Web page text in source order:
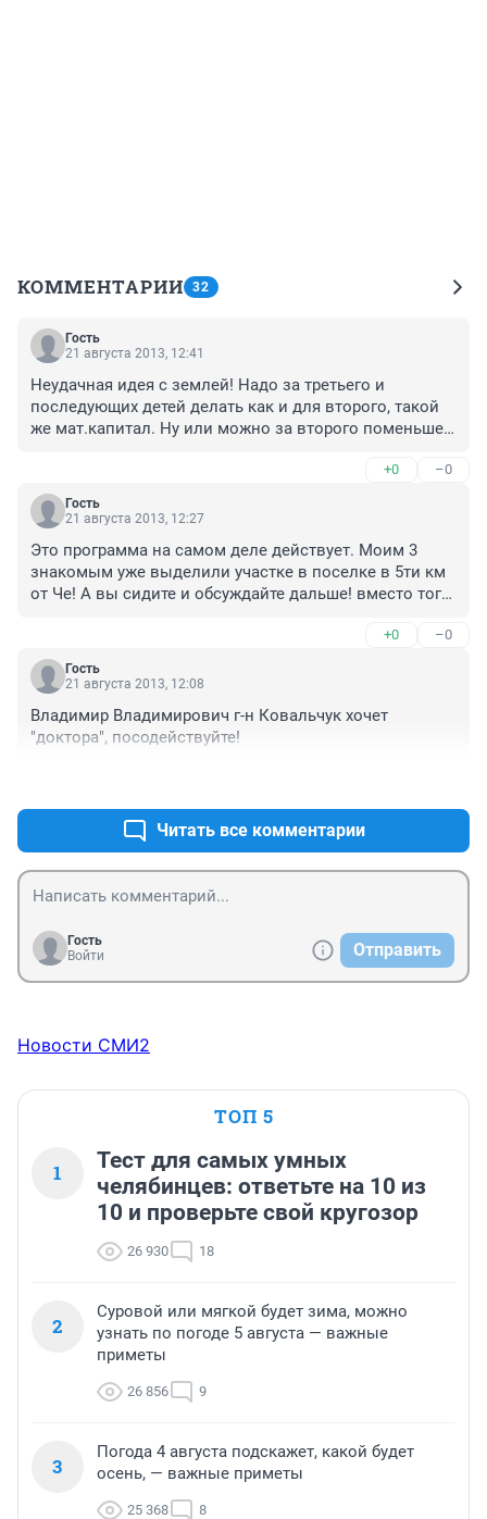
КОММЕНТАРИИ 32
Гость
21 августа 2013, 12:41
Неудачная идея с землей! Надо за третьего и
последующих детей делать как и для второго, такой
же мат.капитал. Ну или можно за второго поменьше а
А то получается если семья многодетная, значит
надо жить в доме? А квартира для малодетных и
холостых?
лишь способ проживания, в обоих случаях есть и
плюсы и минусы. Кому то нравится в квартире кому
то в доме. А если супруги хотят 3х детей и при этом
жизнь, тогда им нужна 4х комнатная квартира.
Кроме того если даже дали землю, и даже в хорошем
месте с коммуникациями, так там же еще и строить
надо, ухаживая при этом за тремя детьми!!!
+0 –0
Гость
21 августа 2013, 12:27
Это программа на самом деле действует. Моим 3
знакомым уже выделили участке в поселке в 5ти км
от Че! А вы сидите и обсуждайте дальше! вместо того
+0 –0
Гость
21 августа 2013, 12:08
Владимир Владимирович г-н Ковальчук хочет
"доктора", посодействуйте!
Читать все комментарии
Гость
Войти
Отправить
Новости СМИ2
ТОП 5
1
Тест для самых умных
челябинцев: ответьте на 10 из
10 и проверьте свой кругозор
26 930 18
2
Суровой или мягкой будет зима, можно
узнать по погоде 5 августа — важные
приметы
26 856 9
3
Погода 4 августа подскажет, какой будет
осень, — важные приметы
25 368 8